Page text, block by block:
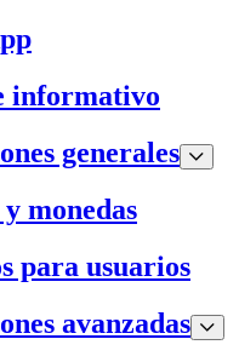
informativo
generales
monedas
para usuarios
avanzadas